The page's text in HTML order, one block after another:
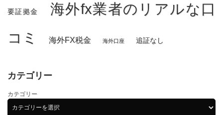
要証拠金
海外fx業者のリアルな口
コミ
海外FX税金 海外口座 追証なし
カテゴリー
カテゴリー